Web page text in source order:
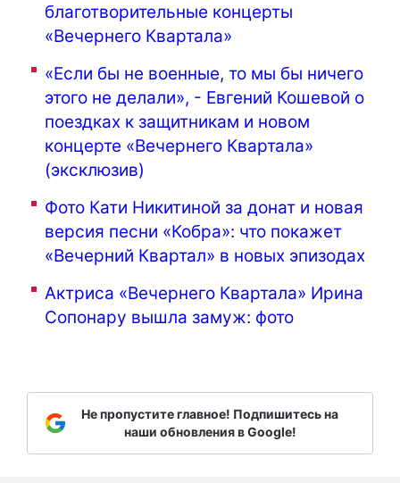
благотворительные концерты
«Вечернего Квартала»
«Если бы не военные, то мы бы ничего
этого не делали», - Евгений Кошевой о
поездках к защитникам и новом
концерте «Вечернего Квартала»
(эксклюзив)
Фото Кати Никитиной за донат и новая
версия песни «Кобра»: что покажет
«Вечерний Квартал» в новых эпизодах
Актриса «Вечернего Квартала» Ирина
Сопонару вышла замуж: фото
Не пропустите главное! Подпишитесь на
наши обновления в Google!